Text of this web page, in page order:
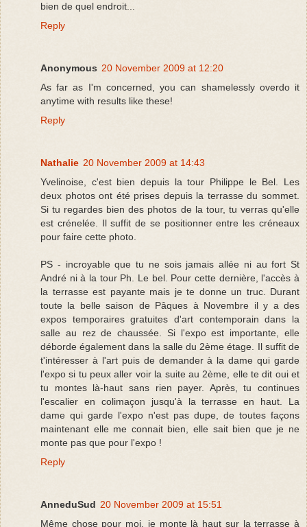
bien de quel endroit...
Reply
Anonymous 20 November 2009 at 12:20
As far as I'm concerned, you can shamelessly overdo it
anytime with results like these!
Reply
Nathalie 20 November 2009 at 14:43
Yvelinoise, c'est bien depuis la tour Philippe le Bel. Les
deux photos ont été prises depuis la terrasse du sommet.
Si tu regardes bien des photos de la tour, tu verras qu'elle
est crénelée. Il suffit de se positionner entre les créneaux
pour faire cette photo.
PS - incroyable que tu ne sois jamais allée ni au fort St
André ni à la tour Ph. Le bel. Pour cette dernière, l'accès à
la terrasse est payante mais je te donne un truc. Durant
toute la belle saison de Pâques à Novembre il y a des
expos temporaires gratuites d'art contemporain dans la
salle au rez de chaussée. Si l'expo est importante, elle
déborde également dans la salle du 2ème étage. Il suffit de
t'intéresser à l'art puis de demander à la dame qui garde
l'expo si tu peux aller voir la suite au 2ème, elle te dit oui et
tu montes là-haut sans rien payer. Après, tu continues
l'escalier en colimaçon jusqu'à la terrasse en haut. La
dame qui garde l'expo n'est pas dupe, de toutes façons
maintenant elle me connait bien, elle sait bien que je ne
monte pas que pour l'expo !
Reply
AnneduSud 20 November 2009 at 15:51
Même chose pour moi, je monte là haut sur la terrasse à